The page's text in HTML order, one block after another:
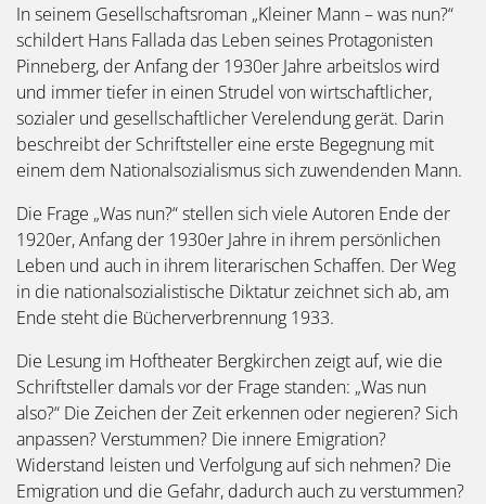
In seinem Gesellschaftsroman „Kleiner Mann – was nun?“
schildert Hans Fallada das Leben seines Protagonisten
Pinneberg, der Anfang der 1930er Jahre arbeitslos wird
und immer tiefer in einen Strudel von wirtschaftlicher,
sozialer und gesellschaftlicher Verelendung gerät. Darin
beschreibt der Schriftsteller eine erste Begegnung mit
einem dem Nationalsozialismus sich zuwendenden Mann.
Die Frage „Was nun?“ stellen sich viele Autoren Ende der
1920er, Anfang der 1930er Jahre in ihrem persönlichen
Leben und auch in ihrem literarischen Schaffen. Der Weg
in die nationalsozialistische Diktatur zeichnet sich ab, am
Ende steht die Bücherverbrennung 1933.
Die Lesung im Hoftheater Bergkirchen zeigt auf, wie die
Schriftsteller damals vor der Frage standen: „Was nun
also?“ Die Zeichen der Zeit erkennen oder negieren? Sich
anpassen? Verstummen? Die innere Emigration?
Widerstand leisten und Verfolgung auf sich nehmen? Die
Emigration und die Gefahr, dadurch auch zu verstummen?